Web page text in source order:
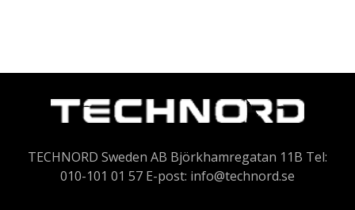
TECHNORD Sweden AB Björkhamregatan 11B Tel:
010-101 01 57 E-post: info@technord.se